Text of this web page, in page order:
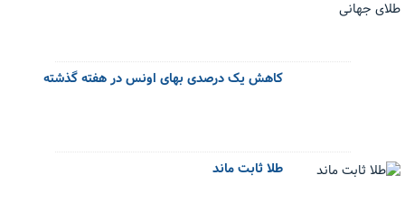
کاهش یک درصدی بهای اونس در هفته گذشته
طلا ثابت ماند